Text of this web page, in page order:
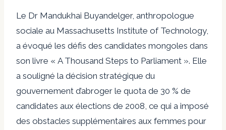
Le Dr Mandukhai Buyandelger, anthropologue
sociale au Massachusetts Institute of Technology,
a évoqué les défis des candidates mongoles dans
son livre « A Thousand Steps to Parliament ». Elle
a souligné la décision stratégique du
gouvernement d’abroger le quota de 30 % de
candidates aux élections de 2008, ce qui a imposé
des obstacles supplémentaires aux femmes pour